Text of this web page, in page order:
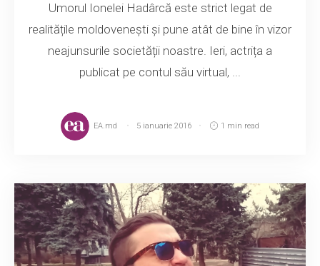
Umorul Ionelei Hadârcă este strict legat de
realitățile moldovenești și pune atât de bine în vizor
neajunsurile societății noastre. Ieri, actrița a
publicat pe contul său virtual, ...
EA.md 5 ianuarie 2016 1 min read